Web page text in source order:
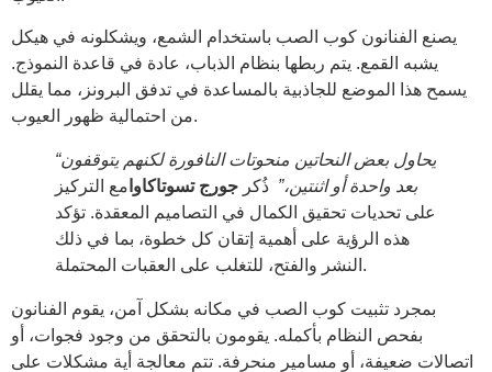
يصنع الفنانون كوب الصب باستخدام الشمع، ويشكلونه في هيكل
يشبه القمع. يتم ربطها بنظام الذباب، عادة في قاعدة النموذج.
يسمح هذا الموضع للجاذبية بالمساعدة في تدفق البرونز، مما يقلل
من احتمالية ظهور العيوب.
“يحاول بعض النحاتين منحوتات النافورة لكنهم يتوقفون
بعد واحدة أو اثنتين،” ذُكر جورج تسوتاكاوا مع التركيز
على تحديات تحقيق الكمال في التصاميم المعقدة. تؤكد
هذه الرؤية على أهمية إتقان كل خطوة، بما في ذلك
النشر والفتح، للتغلب على العقبات المحتملة.
بمجرد تثبيت كوب الصب في مكانه بشكل آمن، يقوم الفنانون
بفحص النظام بأكمله. يقومون بالتحقق من وجود فجوات، أو
اتصالات ضعيفة، أو مسامير منحرفة. تتم معالجة أية مشكلات على